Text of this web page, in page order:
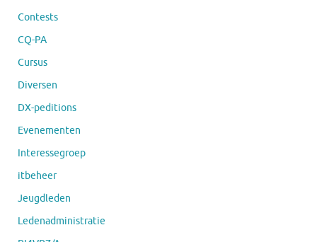
Contests
CQ-PA
Cursus
Diversen
DX-peditions
Evenementen
Interessegroep
itbeheer
Jeugdleden
Ledenadministratie